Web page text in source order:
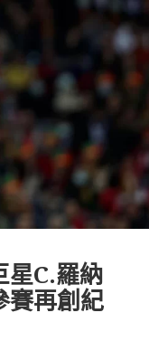
星C.羅納
賽再創紀